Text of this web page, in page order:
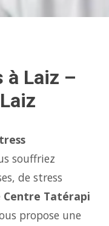
à Laiz –
souffriez
de stress
Centre Tatérapi
propose une